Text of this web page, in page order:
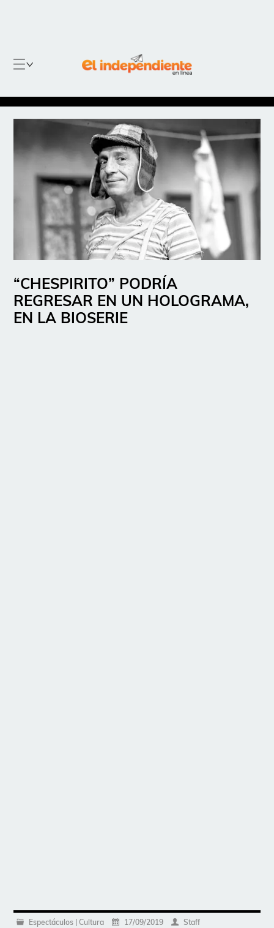
“CHESPIRITO” PODRÍA
REGRESAR EN UN HOLOGRAMA,
EN LA BIOSERIE
Espectáculos | Cultura 17/09/2019 Staff